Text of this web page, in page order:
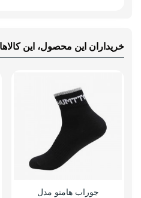
خریداران این محصول، این کالاها
جوراب هامتو مدل